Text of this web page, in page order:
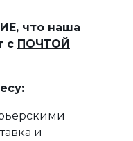
, что наша
с ПОЧТОЙ
и